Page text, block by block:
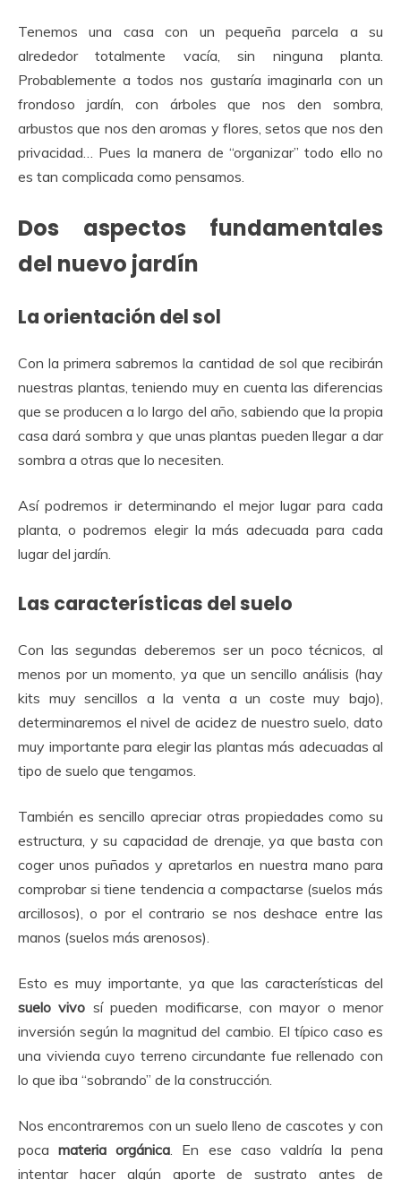
Tenemos una casa con un pequeña parcela a su
alrededor totalmente vacía, sin ninguna planta.
Probablemente a todos nos gustaría imaginarla con un
frondoso jardín, con árboles que nos den sombra,
arbustos que nos den aromas y flores, setos que nos den
privacidad… Pues la manera de “organizar” todo ello no
es tan complicada como pensamos.
Dos aspectos fundamentales
del nuevo jardín
La orientación del sol
Con la primera sabremos la cantidad de sol que recibirán
nuestras plantas, teniendo muy en cuenta las diferencias
que se producen a lo largo del año, sabiendo que la propia
casa dará sombra y que unas plantas pueden llegar a dar
sombra a otras que lo necesiten.
Así podremos ir determinando el mejor lugar para cada
planta, o podremos elegir la más adecuada para cada
lugar del jardín.
Las características del suelo
Con las segundas deberemos ser un poco técnicos, al
menos por un momento, ya que un sencillo análisis (hay
kits muy sencillos a la venta a un coste muy bajo),
determinaremos el nivel de acidez de nuestro suelo, dato
muy importante para elegir las plantas más adecuadas al
tipo de suelo que tengamos.
También es sencillo apreciar otras propiedades como su
estructura, y su capacidad de drenaje, ya que basta con
coger unos puñados y apretarlos en nuestra mano para
comprobar si tiene tendencia a compactarse (suelos más
arcillosos), o por el contrario se nos deshace entre las
manos (suelos más arenosos).
Esto es muy importante, ya que las características del
suelo vivo sí pueden modificarse, con mayor o menor
inversión según la magnitud del cambio. El típico caso es
una vivienda cuyo terreno circundante fue rellenado con
lo que iba “sobrando” de la construcción.
Nos encontraremos con un suelo lleno de cascotes y con
pocamateria orgánica . En ese caso valdría la pena
intentar hacer algún aporte de sustrato antes de